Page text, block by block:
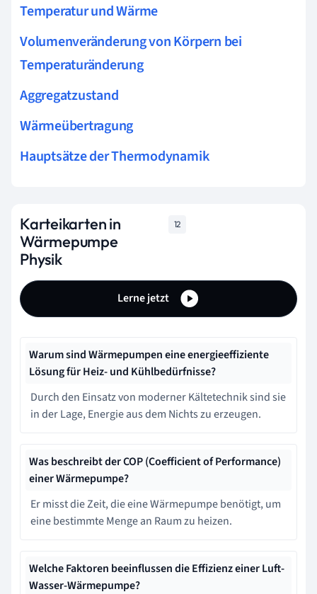
Temperatur und Wärme
Volumenveränderung von Körpern bei
Temperaturänderung
Aggregatzustand
Wärmeübertragung
Hauptsätze der Thermodynamik
Karteikarten in
Wärmepumpe
Physik
12
Lerne jetzt
Warum sind Wärmepumpen eine energieeffiziente
Lösung für Heiz- und Kühlbedürfnisse?
Durch den Einsatz von moderner Kältetechnik sind sie
in der Lage, Energie aus dem Nichts zu erzeugen.
Was beschreibt der COP (Coefficient of Performance)
einer Wärmepumpe?
Er misst die Zeit, die eine Wärmepumpe benötigt, um
eine bestimmte Menge an Raum zu heizen.
Welche Faktoren beeinflussen die Effizienz einer Luft-
Wasser-Wärmepumpe?